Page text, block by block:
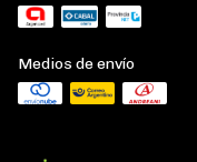
Medios de envío